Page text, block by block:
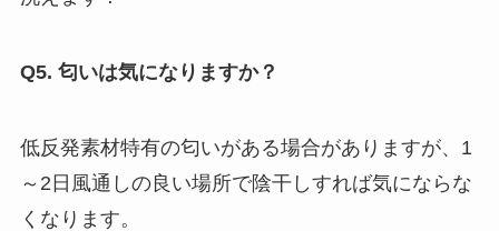
Q5. 匂いは気になりますか？
低反発素材特有の匂いがある場合がありますが、1
～2日風通しの良い場所で陰干しすれば気にならな
くなります。